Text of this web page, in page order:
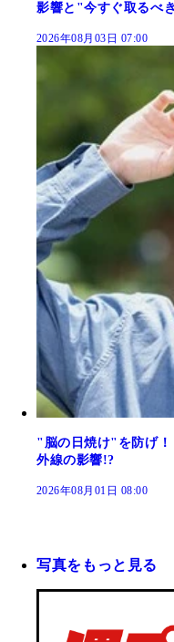
影響と"今すぐ取るべ
2026年08月03日 07:00
"脳の日焼け"を防げ
外線の影響!?
2026年08月01日 08:00
写真をもっと見る